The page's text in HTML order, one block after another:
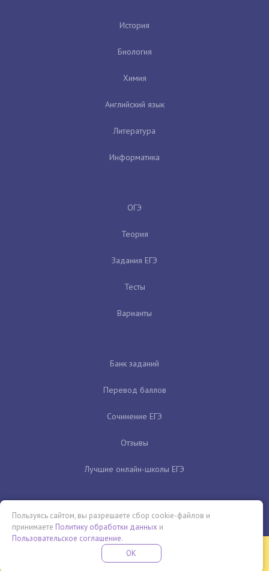
История
Биология
Химия
Английский язык
Литература
Информатика
ОГЭ
Теория
Задания ЕГЭ
Тесты
Варианты
Банк заданий
Перевод баллов
Сочинение ЕГЭ
Отзывы
Лучшие онлайн-школы ЕГЭ
Бесплатная летняя школа
ПРОВЕДИ ЭТО ЛЕТО С ПОЛЬЗОЙ
Пользуясь сайтом, вы разрешаете сбор cookie-файлов и
принимаете Политику обработки данных и
Пользовательское соглашение.
OK